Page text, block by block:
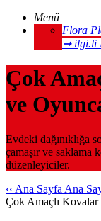
Menü
Flora
➞ ilgi.li
Çok
ve
Evdeki dağınıklığa
çamaşır ve saklama
düzenleyiciler.
‹‹ Ana Sayfa Ana
Çok Amaçlı Kovalar